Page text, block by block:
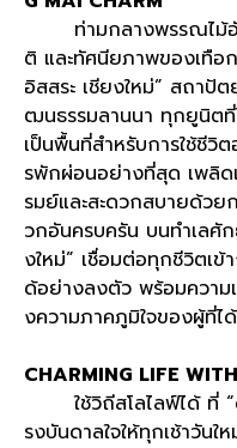
ท่ามกลางพรรณไม้
ติ และทัศนียภาพของเทือ
อิสสระ เชียงใหม่” สถาปัต
ฒนธรรมลานนา ทุกยูนิตที่
เป็นพื้นที่สำหรับการใช้ชีวิ
รพักผ่อนอย่างที่สุด เพลิด
รมย์และสะดวกสบายด้วย
วกอันครบครัน บนทำเลศั
งใหม่” เชื่อมต่อทุกชีวิตเข้
ด้อย่างลงตัว พร้อมความ
งความภาคภูมิใจของผู้ที่ไ
CHARMING LIFE
ใช้วิถีสโลไลฟ์ได้ ที่ “
รงบันดาลใจให้ทุกเช้าวัน